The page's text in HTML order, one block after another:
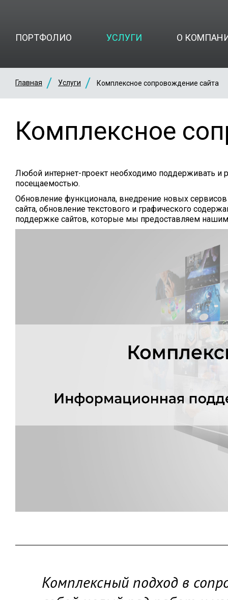
ПОРТФОЛИО УСЛУГИ О
Главная Услуги Комплексное сопровождение сайта
Комплексное
Любой интернет-проект необходимо поддерживать и
посещаемостью.
Обновление функционала, внедрение новых
сайта, обновление текстового и графического
поддержке сайтов, которые мы предоставляем
Комплексный подход в